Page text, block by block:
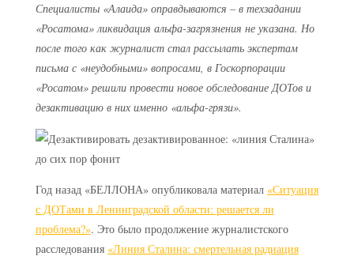
Специалисты «Алаида» оправдываются – в техзадании
«Росатома» ликвидация альфа-загрязнения не указана. Но
после того как журналист стал рассылать экспертам
письма с «неудобными» вопросами, в Госкорпорации
«Росатом» решили провести новое обследование ДОТов и
дезактивацию в них именно «альфа-грязи».
Год назад «БЕЛЛОНА» опубликовала материал «Ситуация
с ДОТами в Ленинградской области: решается ли
проблема?». Это было продолжение журналистского
расследования «Линия Сталина: смертельная радиация